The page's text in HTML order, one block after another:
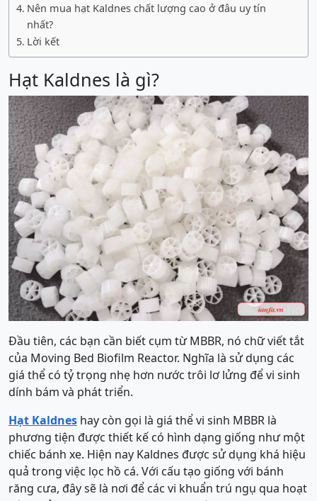
Nên mua hạt Kaldnes chất lượng cao ở đâu uy tín
nhất?
Lời kết
Hạt Kaldnes là gì?
Đầu tiên, các bạn cần biết cụm từ MBBR, nó chữ viết tắt
của Moving Bed Biofilm Reactor. Nghĩa là sử dụng các
giá thể có tỷ trọng nhẹ hơn nước trôi lơ lửng để vi sinh
dính bám và phát triển.
Hạt Kaldnes hay còn gọi là giá thể vi sinh MBBR là
phương tiện được thiết kế có hình dạng giống như một
chiếc bánh xe. Hiện nay Kaldnes được sử dụng khá hiệu
quả trong việc lọc hồ cá. Với cấu tạo giống với bánh
răng cưa, đây sẽ là nơi để các vi khuẩn trú ngụ qua hoạt